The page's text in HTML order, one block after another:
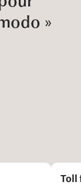
»
Toll